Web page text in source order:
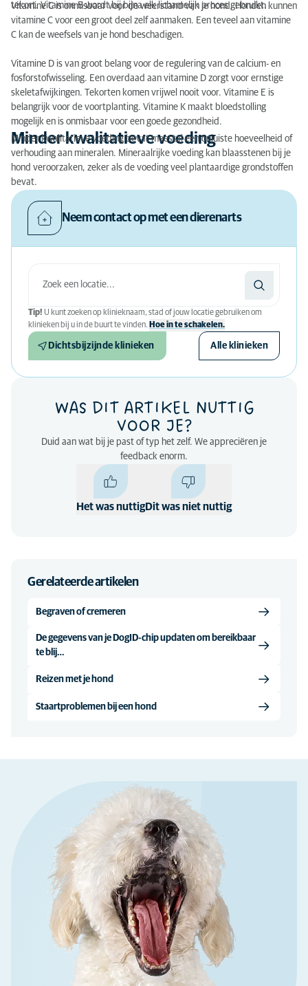
tekort. Vitamine B wordt bij bijna elk lichamelijk proces gebruikt.
Vitamine C is onmisbaar voor de weerstand van je hond. Honden kunnen
vitamine C voor een groot deel zelf aanmaken. Een teveel aan vitamine
C kan de weefsels van je hond beschadigen.
Vitamine D is van groot belang voor de regulering van de calcium- en
fosforstofwisseling. Een overdaad aan vitamine D zorgt voor ernstige
skeletafwijkingen. Tekorten komen vrijwel nooit voor. Vitamine E is
belangrijk voor de voortplanting. Vitamine K maakt bloedstolling
mogelijk en is onmisbaar voor een goede gezondheid.
Minder kwalitatieve voeding
Minder kwalitatieve voeding bevat meestal een onjuiste hoeveelheid of
verhouding aan mineralen. Mineraalrijke voeding kan blaasstenen bij je
hond veroorzaken, zeker als de voeding veel plantaardige grondstoffen
bevat.
Neem contact op met een dierenarts
Tip! U kunt zoeken op klinieknaam, stad of jouw locatie gebruiken om
klinieken bij u in de buurt te vinden. Hoe in te schakelen.
Dichtsbijzijnde klinieken Alle klinieken
WAS DIT ARTIKEL NUTTIG
VOOR JE?
Duid aan wat bij je past of typ het zelf. We appreciëren je
feedback enorm.
Het was nuttigDit was niet nuttig
Gerelateerde artikelen
Begraven of cremeren
De gegevens van je DogID-chip updaten om bereikbaar
te blij…
Reizen met je hond
Staartproblemen bij een hond